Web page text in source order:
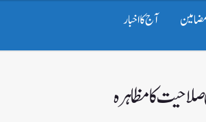
آج کا اخبار
کا مظاہرہ